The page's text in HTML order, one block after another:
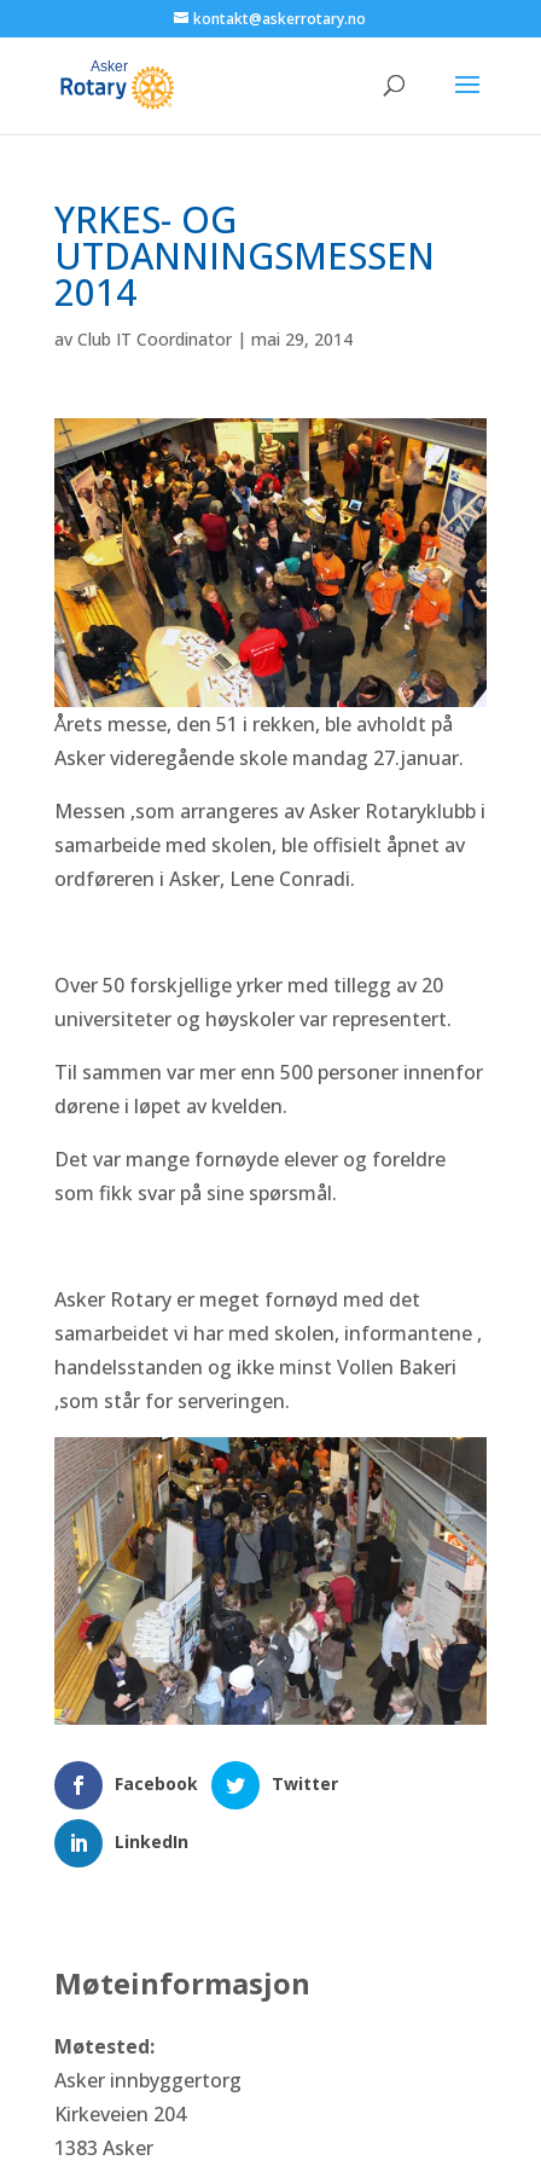
kontakt@askerrotary.no
YRKES- OG
UTDANNINGSMESSEN
2014
av Club IT Coordinator| mai 29, 2014
Årets messe, den 51 i rekken, ble avholdt på
Asker videregående skole mandag 27.januar.
Messen ,som arrangeres av Asker Rotaryklubb i
samarbeide med skolen, ble offisielt åpnet av
ordføreren i Asker, Lene Conradi.
Over 50 forskjellige yrker med tillegg av 20
universiteter og høyskoler var representert.
Til sammen var mer enn 500 personer innenfor
dørene i løpet av kvelden.
Det var mange fornøyde elever og foreldre
som fikk svar på sine spørsmål.
Asker Rotary er meget fornøyd med det
samarbeidet vi har med skolen, informantene ,
handelsstanden og ikke minst Vollen Bakeri
,som står for serveringen.
Facebook Twitter
LinkedIn
Møteinformasjon
Møtested:
Asker innbyggertorg
Kirkeveien 204
1383 Asker